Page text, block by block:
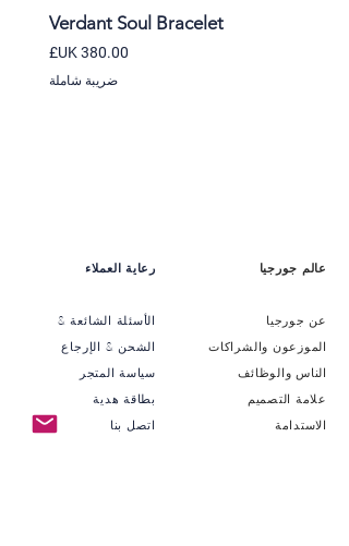
Verdant Soul Bracelet
السعر
ضريبة شاملة
رعاية العملاء
الأسئلة الشائعة &
الشحن & الإرجاع
سياسة المتجر
بطاقة هدية
اتصل بنا
عالم جورجيا
عن جورجيا
الموزعون والشراكات
الناس والوظائف
علامة التصميم
الاستدامة